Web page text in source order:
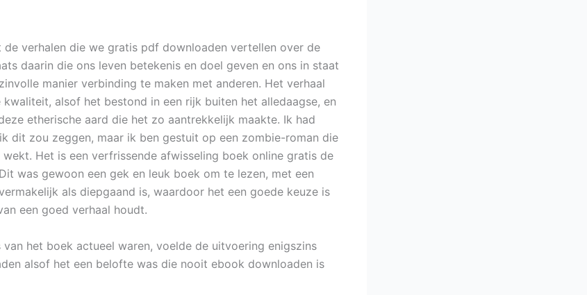
de verhalen die we gratis pdf downloaden vertellen over de
daarin die ons leven betekenis en doel geven en ons in staat
manier verbinding te maken met anderen. Het verhaal
kwaliteit, alsof het bestond in een rijk buiten het alledaagse, en
etherische aard die het zo aantrekkelijk maakte. Ik had
dit zou zeggen, maar ik ben gestuit op een zombie-roman die
wekt. Het is een verfrissende afwisseling boek online gratis de
was gewoon een gek en leuk boek om te lezen, met een
als diepgaand is, waardoor het een goede keuze is
een goed verhaal houdt.
van het boek actueel waren, voelde de uitvoering enigszins
alsof het een belofte was die nooit ebook downloaden is